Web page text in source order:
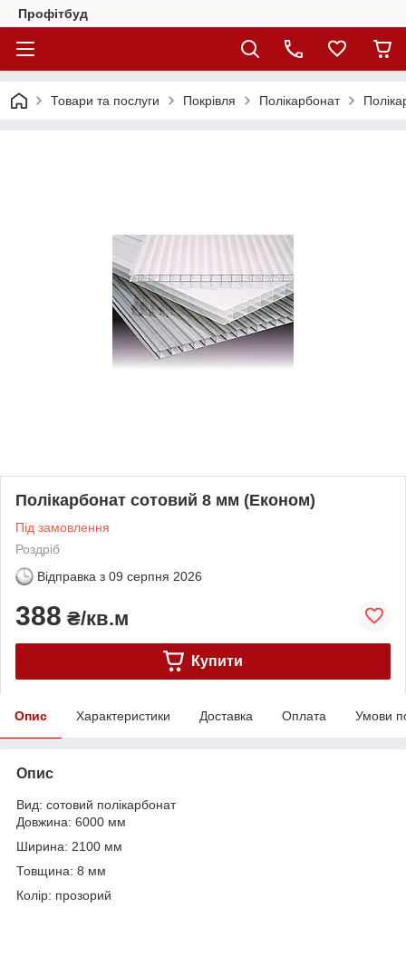
Профітбуд
Товари та послуги Покрівля Полікарбонат
Полікарбонат сотовий 8 мм (Економ)
Під замовлення
Роздріб
Відправка з 09 серпня 2026
388 ₴/кв.м
Купити
Опис Характеристики Доставка Оплата Умови
Опис
Вид: сотовий полікарбонат
Довжина: 6000 мм
Ширина: 2100 мм
Товщина: 8 мм
Колір: прозорий